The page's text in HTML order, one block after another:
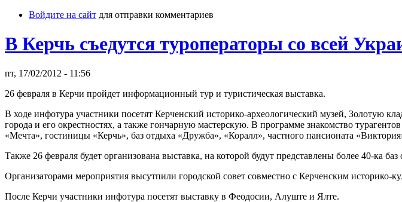
Войдите на сайт для отправки комментариев
В Керчь съедутся туроператоры со всей
пт, 17/02/2012 - 11:56
26 февраля в Керчи пройдет информационный тур и туристическая выставка.
В ходе инфотура участники посетят Керченский историко-археологический музей, Золотую
города и его окрестностях, а также гончарную мастерскую. В программе знакомство
«Мечта», гостиницы «Керчь», баз отдыха «Дружба», «Коралл», частного пансионата
Также 26 февраля будет организована выставка, на которой будут представлены более 40-ка
Организаторами мероприятия высутпили городской совет совместно с Керченским историко-
После Керчи участники инфотура посетят выставку в Феодосии, Алуште и Ялте.